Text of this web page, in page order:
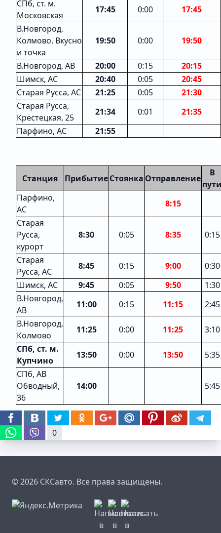
СПб, ст. м.
Московская
17:45 0:00
17:45
В.Новгород,
Колмово, Вкусно
и точка
19:50 0:00 19:50
В.Новгород, АВ 20:00 0:15
20:15
Шимск, АС
20:40 0:05
20:45
Старая Русса, АС
21:25 0:05
21:30
Старая Русса,
Крестецкая, 25
21:34 0:01
21:35
Парфино, АС
21:55
Станция ПрибытиеСтоянка Отправление
В
Парфино,
АС
8:15
Старая
Русса,
курорт
8:30 0:05 8:35 0:15
Старая
Русса, АС
8:45 0:15 9:00
0:30
Шимск, АС
9:45 0:05 9:50
1:30
В.Новгород,
АВ
11:00 0:15 11:15
2:45
В.Новгород,
Колмово
11:25 0:00 11:25
3:10
СПб, ст. м.
Купчино
13:50 0:00 13:50
5:35
СПб, АВ
Обводный,
36
14:00 5:45
0
© 2026 СКСавто. Все права защищены.